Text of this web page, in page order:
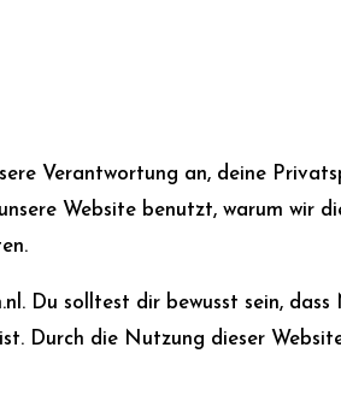
Verantwortung an, deine
Website benutzt, warum wir
Du solltest dir bewusst sein, dass
Durch die Nutzung dieser